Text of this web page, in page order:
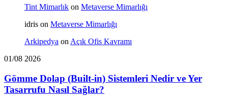
Tint Mimarlık on Metaverse Mimarlığı
idris on Metaverse Mimarlığı
Arkipedya on Açık Ofis Kavramı
01/08 2026
Gömme Dolap (Built-in) Sistemleri Nedir ve Yer
Tasarrufu Nasıl Sağlar?